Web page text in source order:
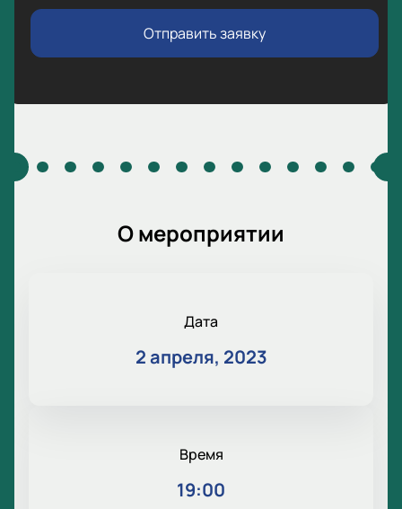
Отправить заявку
О мероприятии
Дата
2 апреля, 2023
Время
19:00